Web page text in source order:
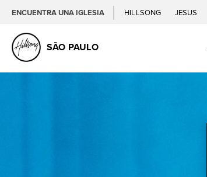
ENCUENTRA UNA IGLESIA HILLSONG JESUS
SÃO PAULO